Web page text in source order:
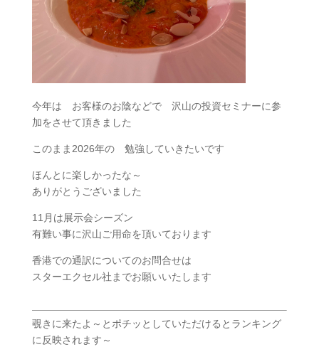
今年は お客様のお陰などで 沢山の投資セミナーに参
加をさせて頂きました
このまま2026年の 勉強していきたいです
ほんとに楽しかったな～
ありがとうございました
11月は展示会シーズン
有難い事に沢山ご用命を頂いております
香港での通訳についてのお問合せは
スターエクセル社までお願いいたします
覗きに来たよ～とポチッとしていただけるとランキング
に反映されます～